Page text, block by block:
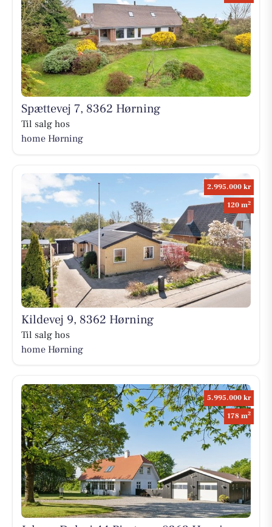
Spættevej 7, 8362 Hørning
Til salg hos
home Hørning
2.995.000 kr
120 m2
Kildevej 9, 8362 Hørning
Til salg hos
home Hørning
5.995.000 kr
178 m2